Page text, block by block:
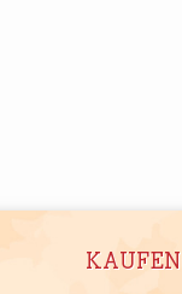
KAUFEN